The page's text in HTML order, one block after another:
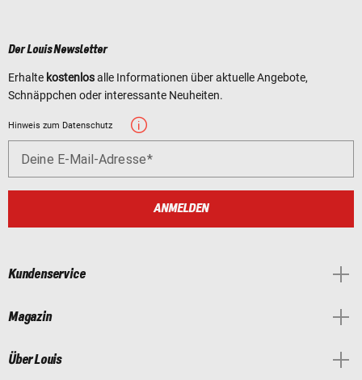
Der Louis Newsletter
Erhalte kostenlosalle Informationen über aktuelle Angebote,
Schnäppchen oder interessante Neuheiten.
Hinweis zum Datenschutz
Deine E-Mail-Adresse
ANMELDEN
Kundenservice
Magazin
Über Louis